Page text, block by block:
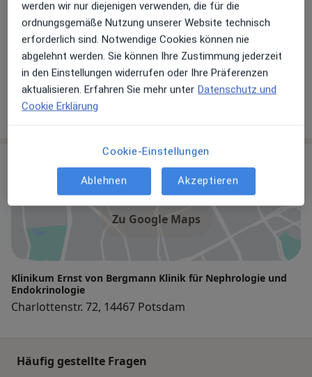
Endokrinologe & Diabetologe
Dr. med. Alexander Gawlik
Zu Google Maps
Klinikum Ernst von Bergmann Klinik für Nephrologie und
Endokrinologie
Charlottenstr. 72, 14467 Potsdam
Häufig gestellte Fragen
werden wir nur diejenigen verwenden, die für die
ordnungsgemäße Nutzung unserer Website technisch
erforderlich sind. Notwendige Cookies können nie
abgelehnt werden. Sie können Ihre Zustimmung jederzeit
in den Einstellungen widerrufen oder Ihre Präferenzen
aktualisieren. Erfahren Sie mehr unter Datenschutz und
Cookie Erklärung
Cookie-Einstellungen
Ablehnen Akzeptieren